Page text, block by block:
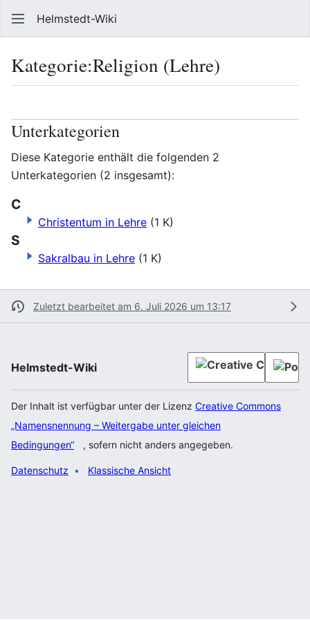
Helmstedt-Wiki
Kategorie:Religion (Lehre)
Unterkategorien
Diese Kategorie enthält die folgenden 2
Unterkategorien (2 insgesamt):
C
Christentum in Lehre (1 K)
S
Sakralbau in Lehre (1 K)
Zuletzt bearbeitet am 6. Juli 2026 um 13:17
Helmstedt-Wiki
Der Inhalt ist verfügbar unter der Lizenz Creative Commons
„Namensnennung – Weitergabe unter gleichen
Bedingungen“
, sofern nicht anders angegeben.
Datenschutz Klassische Ansicht